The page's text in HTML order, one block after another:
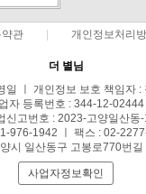
약관 개인정보처리
더 별님
일 ㅣ 개인정보 보호 책임자 :
자 등록번호 : 344-12-02444
신고번호 : 2023-고양일산동
976-1942 ㅣ 팩스 : 02-
시 일산동구 고봉로770번
사업자정보확인